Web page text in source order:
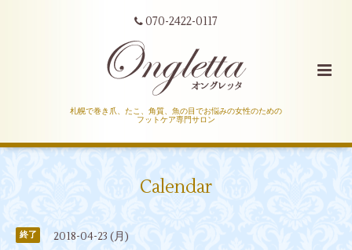
070-2422-0117
札幌で巻き爪、たこ、角質、魚の目でお悩みの女性のための
フットケア専門サロン
Calendar
終了 2018-04-23 (月)